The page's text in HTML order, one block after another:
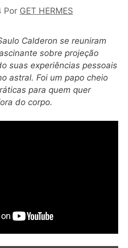
Por GET HERMES
Calderon se reuniram
sobre projeção
suas experiências pessoais
astral. Foi um papo cheio
para quem quer
do corpo.